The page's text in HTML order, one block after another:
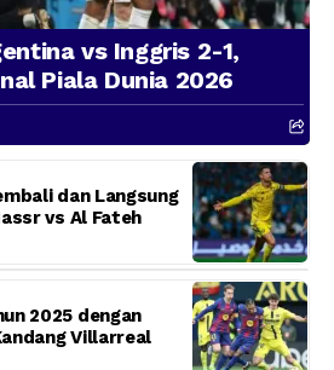
vs Inggris 2-1,
Piala Dunia 2026
dan Langsung
vs Al Fateh
2025 dengan
Villarreal